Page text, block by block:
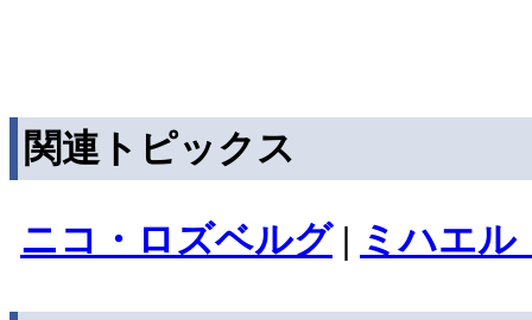
関連トピックス
ニコ・ロズベルグ| ミハエ